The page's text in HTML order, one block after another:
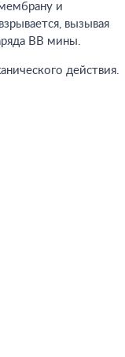
и
вызывая
ВВ мины.
действия.